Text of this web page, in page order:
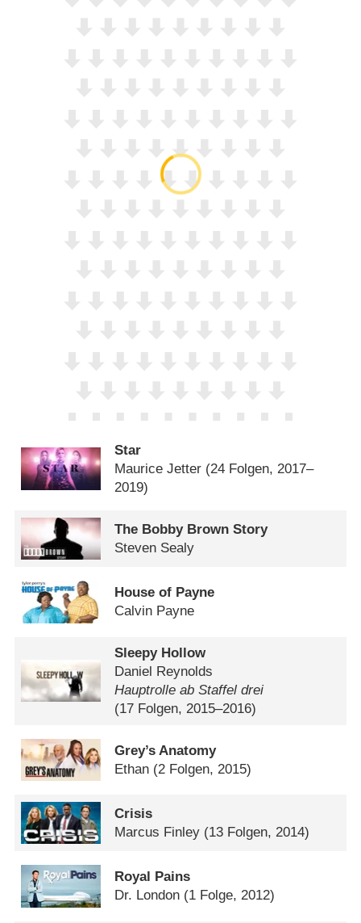
Star
Maurice Jetter (24 Folgen, 2017–
2019)
The Bobby Brown Story
Steven Sealy
House of Payne
Calvin Payne
Sleepy Hollow
Daniel Reynolds
Hauptrolle ab Staffel drei
(17 Folgen, 2015–2016)
Grey’s Anatomy
Ethan (2 Folgen, 2015)
Crisis
Marcus Finley (13 Folgen, 2014)
Royal Pains
Dr. London (1 Folge, 2012)